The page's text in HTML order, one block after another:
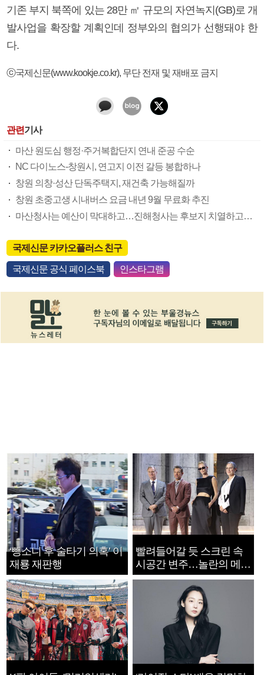
기존 부지 북쪽에 있는 28만 ㎡ 규모의 자연녹지(GB)로 개
발사업을 확장할 계획인데 정부와의 협의가 선행돼야 한
다.
ⓒ국제신문(www.kookje.co.kr), 무단 전재 및 재배포 금지
관련기사
마산 원도심 행정·주거복합단지 연내 준공 수순
NC 다이노스-창원시, 연고지 이전 갈등 봉합하나
창원 의창·성산 단독주택지, 재건축 가능해질까
창원 초중고생 시내버스 요금 내년 9월 무료화 추진
마산청사는 예산이 막대하고…진해청사는 후보지 치열하고…
국제신문 카카오플러스 친구
국제신문 공식 페이스북 인스타그램
‘뺑소니 후 술타기 의혹’ 이
재룡 재판행
빨려들어갈 듯 스크린 속
시공간 변주…놀란의 메시
지는 ‘전쟁 속죄’